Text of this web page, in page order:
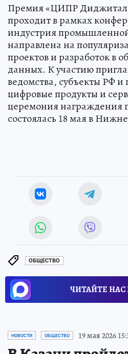
Премия «ЦИПР
проходит в рамках
индустрия
направлена на
проектов и разработок в
данных. К участию
ведомства, субъекты РФ
цифровые продукты и
церемония награждения
состоялась 18 мая в
ОБЩЕСТВО
ЧИТАЙТЕ НАС
НОВОСТИ ОБЩЕСТВО 19 мая 2026